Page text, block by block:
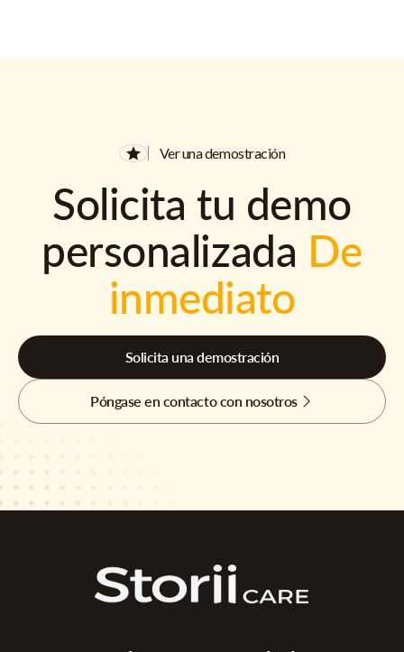
Ver una demostración
Solicita tu demo
personalizada De
inmediato
Solicita una demostración
Póngase en contacto con nosotros